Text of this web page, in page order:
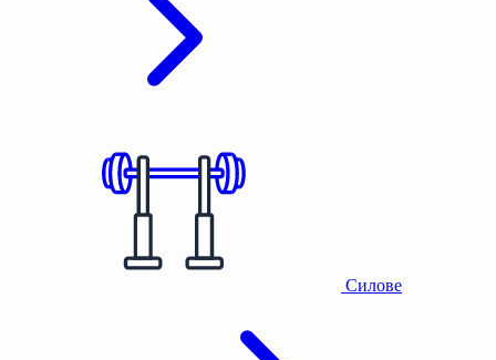
Силове